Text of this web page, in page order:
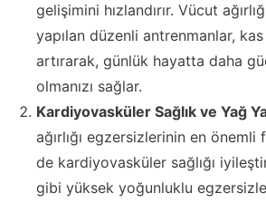
gelişimini hızlandırır. Vücut
yapılan düzenli antrenmanlar, kas
artırarak, günlük hayatta daha
olmanızı sağlar.
Kardiyovasküler Sağlık ve Yağ
ağırlığı egzersizlerinin en önemli
de kardiyovasküler sağlığı
gibi yüksek yoğunluklu